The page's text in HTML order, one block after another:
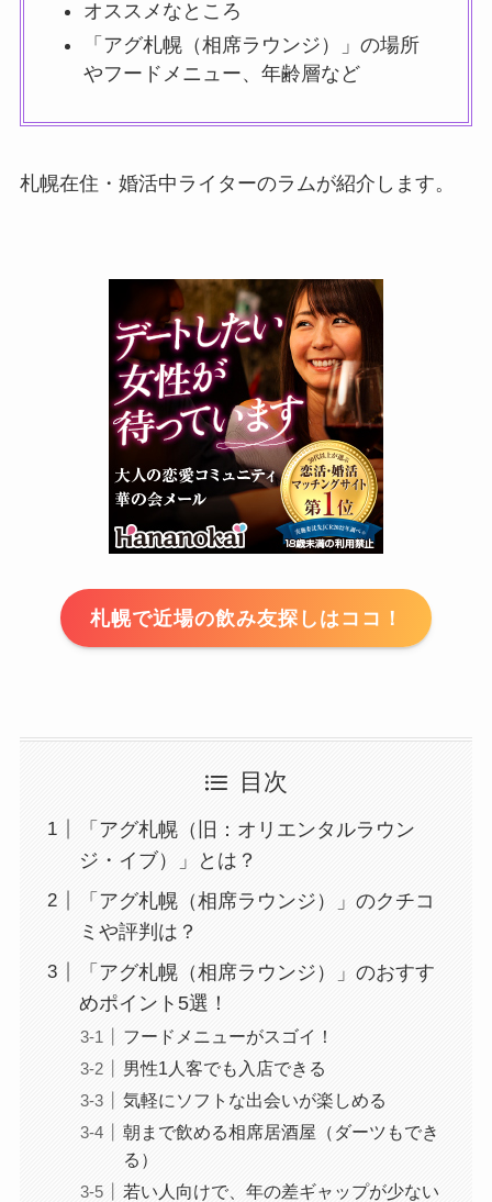
オススメなところ
「アグ札幌（相席ラウンジ）」の場所
やフードメニュー、年齢層など
札幌在住・婚活中ライターのラムが紹介します。
札幌で近場の飲み友探しはココ！
目次
「アグ札幌（旧：オリエンタルラウン
ジ・イブ）」とは？
「アグ札幌（相席ラウンジ）」のクチコ
ミや評判は？
「アグ札幌（相席ラウンジ）」のおすす
めポイント5選！
フードメニューがスゴイ！
男性1人客でも入店できる
気軽にソフトな出会いが楽しめる
朝まで飲める相席居酒屋（ダーツもでき
る）
若い人向けで、年の差ギャップが少ない